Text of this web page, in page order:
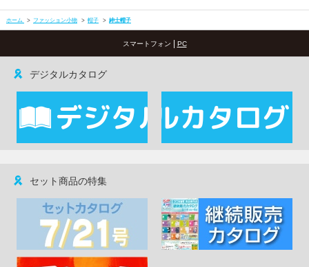
ホーム > ファッション小物 > 帽子 > 紳士帽子
スマートフォン PC
デジタルカタログ
セット商品の特集